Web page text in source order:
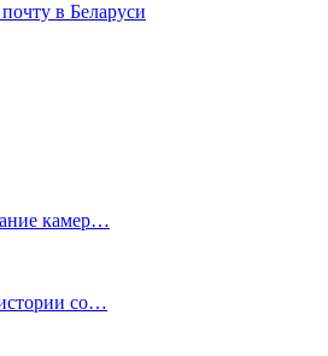
в Беларуси
камер…
со…